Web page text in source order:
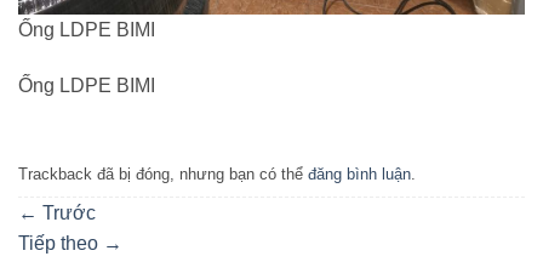
Ống LDPE BIMI
Ống LDPE BIMI
Trackback đã bị đóng, nhưng bạn có thể đăng bình luận.
← Trước
Tiếp theo →